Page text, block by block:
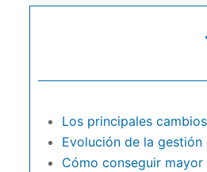
Los principales
Evolución de la
Cómo conseguir